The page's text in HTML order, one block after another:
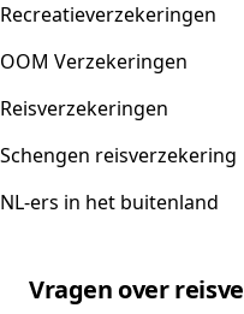
Recreatieverzekeringen
OOM Verzekeringen
Reisverzekeringen
Schengen reisverzekering
NL-ers in het buitenland
Vragen over